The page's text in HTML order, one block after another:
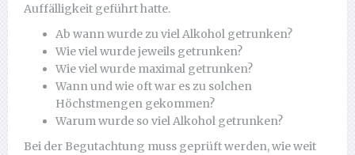
Auffälligkeit geführt hatte.
Ab wann wurde zu viel Alkohol getrunken?
Wie viel wurde jeweils getrunken?
Wie viel wurde maximal getrunken?
Wann und wie oft war es zu solchen
Höchstmengen gekommen?
Warum wurde so viel Alkohol getrunken?
Bei der Begutachtung muss geprüft werden, wie weit